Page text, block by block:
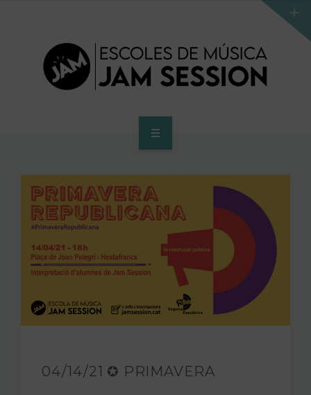
SCHOOL
ACCES PROGRAM TO HIGHER SCHOOL
HIGHER SCHOOL
JAM FOUNDATION
04/14/21 ✪ PRIMAVERA